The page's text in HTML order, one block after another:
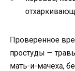
Проверенное
простуды —
мать-и-мачеха,